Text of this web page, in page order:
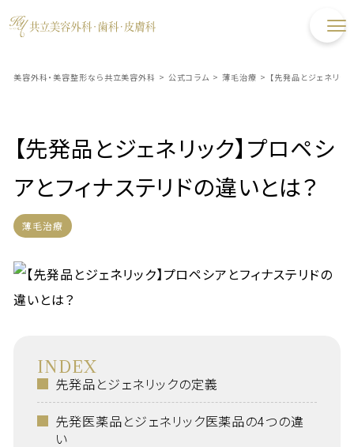
美容外科・美容整形なら共立美容外科 > 公式コラム > 薄毛治療 > 【先発品とジェネリッ
【先発品とジェネリック】プロペシ
アとフィナステリドの違いとは？
薄毛治療
INDEX
先発品とジェネリックの定義
先発医薬品とジェネリック医薬品の4つの違
い